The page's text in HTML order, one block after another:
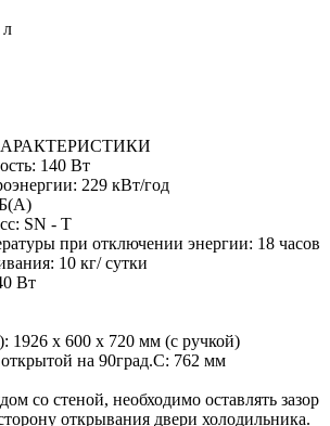
140 Вт
229 кВт/год
SN - T
при отключении энергии: 18 часов
10 кг/ сутки
Вт
х 600 х 720 мм (с ручкой)
на 90град.С: 762 мм
со стеной, необходимо оставлять зазор
открывания двери холодильника.